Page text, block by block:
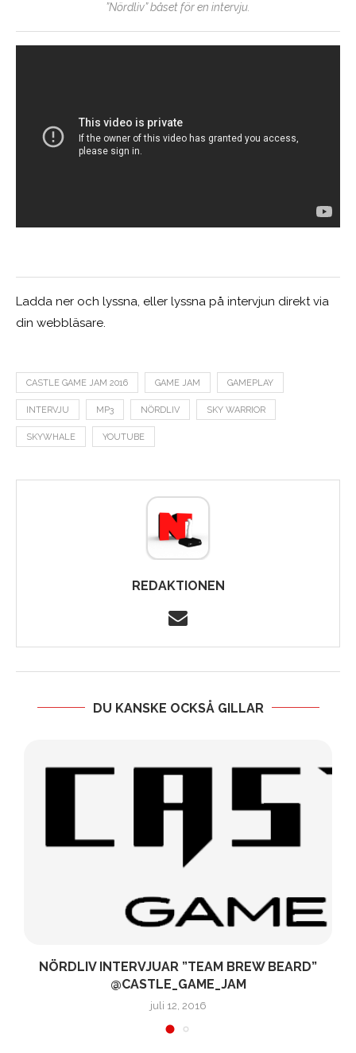
”Nördliv” båset för en intervju.
Ladda ner och lyssna, eller lyssna på intervjun direkt via
din webbläsare.
CASTLE GAME JAM 2016 GAME JAM GAMEPLAY
INTERVJU MP3 NÖRDLIV SKY WARRIOR
SKYWHALE YOUTUBE
REDAKTIONEN
DU KANSKE OCKSÅ GILLAR
NÖRDLIV INTERVJUAR ”TEAM BREW BEARD”
@CASTLE_GAME_JAM
juli 12, 2016